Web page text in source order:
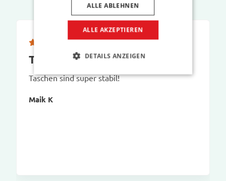
Taschen sind super stabil!
Taschen sind super stabil!
Maik K
ALLE AKZEPTIEREN
ALLE ABLEHNEN
DETAILS ANZEIGEN